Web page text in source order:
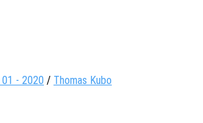
- 2020 / Thomas Kubo